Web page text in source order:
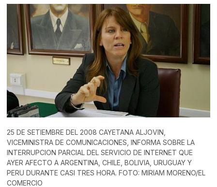
25 DE SETIEMBRE DEL 2008 CAYETANA ALJOVIN,
VICEMINISTRA DE COMUNICACIONES, INFORMA SOBRE LA
INTERRUPCION PARCIAL DEL SERVICIO DE INTERNET QUE
AYER AFECTO A ARGENTINA, CHILE, BOLIVIA, URUGUAY Y
PERU DURANTE CASI TRES HORA. FOTO: MIRIAM MORENO/EL
COMERCIO